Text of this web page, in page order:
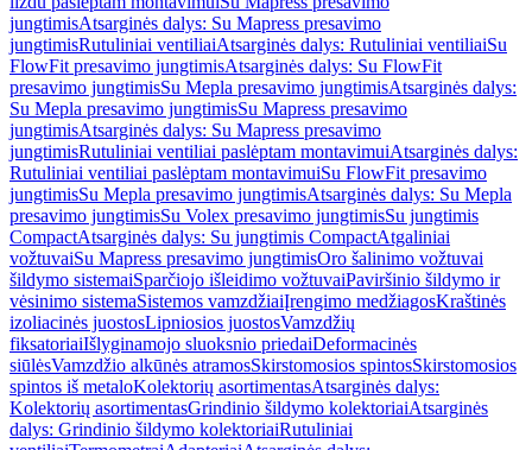
jungtimisAtsarginės dalys: Su Mapress presavimo
jungtimisRutuliniai ventiliaiAtsarginės dalys: Rutuliniai ventiliaiSu
FlowFit presavimo jungtimisAtsarginės dalys: Su FlowFit
presavimo jungtimisSu Mepla presavimo jungtimisAtsarginės dalys:
Su Mepla presavimo jungtimisSu Mapress presavimo
jungtimisAtsarginės dalys: Su Mapress presavimo
jungtimisRutuliniai ventiliai paslėptam montavimuiAtsarginės dalys:
Rutuliniai ventiliai paslėptam montavimuiSu FlowFit presavimo
jungtimisSu Mepla presavimo jungtimisAtsarginės dalys: Su Mepla
presavimo jungtimisSu Volex presavimo jungtimisSu jungtimis
CompactAtsarginės dalys: Su jungtimis CompactAtgaliniai
vožtuvaiSu Mapress presavimo jungtimisOro šalinimo vožtuvai
šildymo sistemaiSparčiojo išleidimo vožtuvaiPaviršinio šildymo ir
vėsinimo sistemaSistemos vamzdžiaiĮrengimo medžiagosKraštinės
izoliacinės juostosLipniosios juostosVamzdžių
fiksatoriaiIšlyginamojo sluoksnio priedaiDeformacinės
siūlėsVamzdžio alkūnės atramosSkirstomosios spintosSkirstomosios
spintos iš metaloKolektorių asortimentasAtsarginės dalys:
Kolektorių asortimentasGrindinio šildymo kolektoriaiAtsarginės
dalys: Grindinio šildymo kolektoriaiRutuliniai